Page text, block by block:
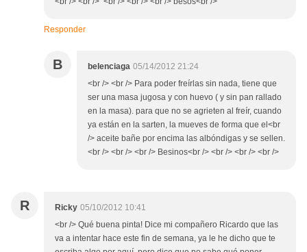
Responder
B belenciaga 05/14/2012 21:24
<br /> <br /> Para poder freírlas sin nada, tiene que
ser una masa jugosa y con huevo ( y sin pan rallado
en la masa). para que no se agrieten al freír, cuando
ya están en la sarten, la mueves de forma que el<br
/> aceite bañe por encima las albóndigas y se sellen.
<br /> <br /> <br /> Besinos<br /> <br /> <br /> <br />
R Ricky 05/10/2012 10:41
<br /> Qué buena pinta! Dice mi compañero Ricardo que las
va a intentar hace este fin de semana, ya le he dicho que te